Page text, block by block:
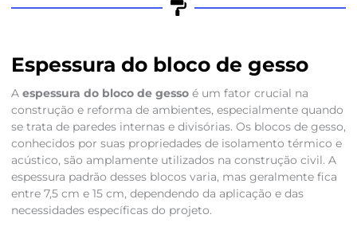
Espessura do bloco de gesso
A espessura do bloco de gessoé um fator crucial na
construção e reforma de ambientes, especialmente quando
se trata de paredes internas e divisórias. Os blocos de gesso,
conhecidos por suas propriedades de isolamento térmico e
acústico, são amplamente utilizados na construção civil. A
espessura padrão desses blocos varia, mas geralmente fica
entre 7,5 cm e 15 cm, dependendo da aplicação e das
necessidades específicas do projeto.